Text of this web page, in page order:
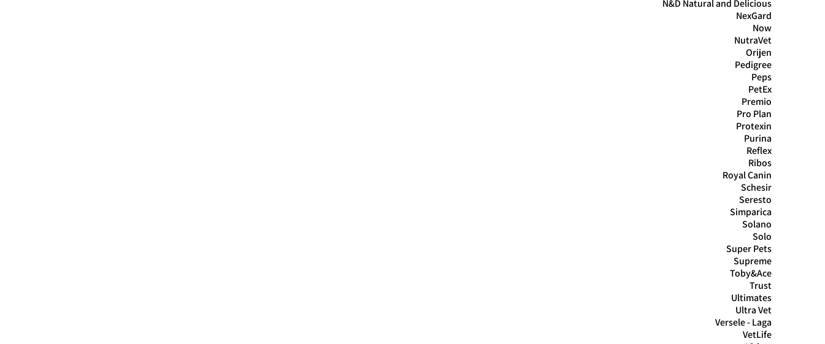
N&D Natural and Delicious
NexGard
Now
NutraVet
Orijen
Pedigree
Peps
PetEx
Premio
Pro Plan
Protexin
Purina
Reflex
Ribos
Royal Canin
Schesir
Seresto
Simparica
Solano
Solo
Super Pets
Supreme
Toby&Ace
Trust
Ultimates
Ultra Vet
Versele - Laga
VetLife